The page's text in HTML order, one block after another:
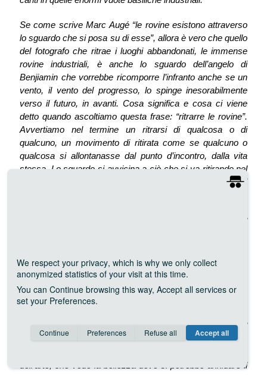
Se come scrive Marc Augé “le rovine esistono attraverso
lo sguardo che si posa su di esse”, allora è vero che quello
del fotografo che ritrae i luoghi abbandonati, le immense
rovine industriali, è anche lo sguardo dell’angelo di
Benjiamin che vorrebbe ricomporre l’infranto anche se un
vento, il vento del progresso, lo spinge inesorabilmente
verso il futuro, in avanti. Cosa significa e cosa ci viene
detto quando ascoltiamo questa frase: “ritrarre le rovine”.
Avvertiamo nel termine un ritrarsi di qualcosa o di
qualcuno, un movimento di ritirata come se qualcuno o
qualcosa si allontanasse dal punto d’incontro, dalla vita
stessa. Lo sguardo si avvicina a ciò che si va ritirando nel
nulla, l’occhio che si prende cura del ricordo ritraendosi
come il visibile al sole, la sopravvivenza di un passato nel
cui l’occhio eleva la visione dal piano della realtà verso
l’orizzonte della bellezza artistica, la linea d’ombra
dell’immortalità sopraggiunta. C’è qualcosa di sacro in
queste fotografie. Di una sacralità estetica e poetica.
riprendere. I lavori procedere. Il fotografo ha realizzato il
miracolo. Fermare il tempo, restituendo un tempo
dell’arte, che vede la bellezza dove si potrebbe annidare il
We respect your privacy, which is why we only collect
anonymized statistics of your visit at this time.
You can Continue browsing this way, Accept all services or
set your Preferences.
Consent cookie learn more
YouTube (API) about
Continue Preferences Refuse all Accept all
Anonymous Invisible Save